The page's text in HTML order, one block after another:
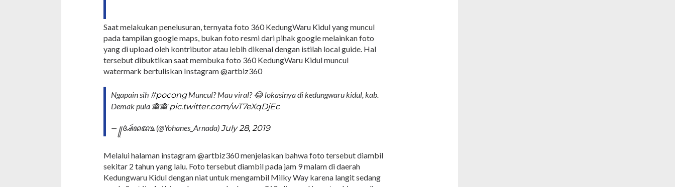
Saat melakukan penelusuran, ternyata foto 360 KedungWaru Kidul yang muncul
pada tampilan google maps, bukan foto resmi dari pihak google melainkan foto
yang di upload oleh kontributor atau lebih dikenal dengan istilah local guide. Hal
tersebut dibuktikan saat membuka foto 360 KedungWaru Kidul muncul
watermark bertuliskan Instagram @artbiz360
Ngapain sih #pocongMuncul? Mau viral? 😂 lokasinya di kedungwaru kidul, kab.
Demak pula 🙈🙈pic.twitter.com/wT7eXqDjEc
— ꧋ꦄꦂꦤꦢ꧉ (@Yohanes_Arnada)July 28, 2019
Melalui halaman instagram @artbiz360 menjelaskan bahwa foto tersebut diambil
sekitar 2 tahun yang lalu. Foto tersebut diambil pada jam 9 malam di daerah
Kedungwaru Kidul dengan niat untuk mengambil Milky Way karena langit sedang